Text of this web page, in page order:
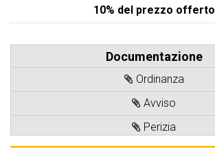
10% del prezzo offerto
Documentazione
Ordinanza
Avviso
Perizia